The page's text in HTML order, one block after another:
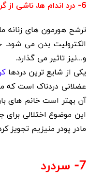
6- درد اندام ها، ناشی از گرفتگی عضلانی
ترشح هورمون های زنانه
الکترولیت بدن می شود.
و...نیز تاثیر می گذارد.
یکی از شایع ترین دردها
عضلانی دردناک است که
آن بهتر است خانم های
این موضوع اختلالی
مادر پودر منیزیم تجویز
7- سردرد